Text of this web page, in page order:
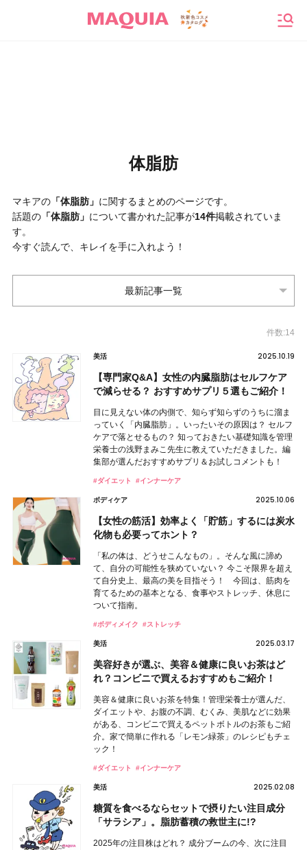
体脂肪
マキアの 「体脂肪」 に関するまとめのページです。
話題の 「体脂肪」 について書かれた記事が14件掲載されていま
す。
今すぐ読んで、キレイを手に入れよう！
最新記事一覧
件数:14
美活 2025.10.19
【専門家Q&A】女性の内臓脂肪はセルフケア
で減らせる？ おすすめサプリ５選もご紹介！
目に見えない体の内側で、知らず知らずのうちに溜ま
っていく「内臓脂肪」。いったいその原因は？ セルフ
ケアで落とせるもの？ 知っておきたい基礎知識を管理
栄養士の浅野まみこ先生に教えていただきました。編
集部が選んだおすすめサプリ＆お試しコメントも！
#ダイエット #インナーケア
ボディケア 2025.10.06
【女性の筋活】効率よく「貯筋」するには炭水
化物も必要ってホント？
「私の体は、どうせこんなもの」。そんな風に諦め
て、自分の可能性を狭めていない？ 今こそ限界を超え
て自分史上、最高の美を目指そう！ 今回は、筋肉を
育てるための基本となる、食事やストレッチ、休息に
ついて指南。
#ボディメイク #ストレッチ
美活 2025.03.17
美容好きが選ぶ、美容＆健康に良いお茶はど
れ？コンビニで買えるおすすめもご紹介！
美容＆健康に良いお茶を特集！管理栄養士が選んだ、
ダイエットや、お腹の不調、むくみ、美肌などに効果
がある、コンビニで買えるペットボトルのお茶もご紹
介。家で簡単に作れる「レモン緑茶」のレシピもチェ
ック！
#ダイエット #インナーケア
美活 2025.02.08
糖質を食べるならセットで摂りたい注目成分
「サラシア」。脂肪蓄積の救世主に!?
2025年の注目株はどれ？ 成分ブームの今、次に注目